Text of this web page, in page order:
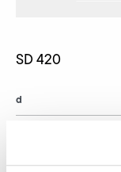
SD 420
d
d2